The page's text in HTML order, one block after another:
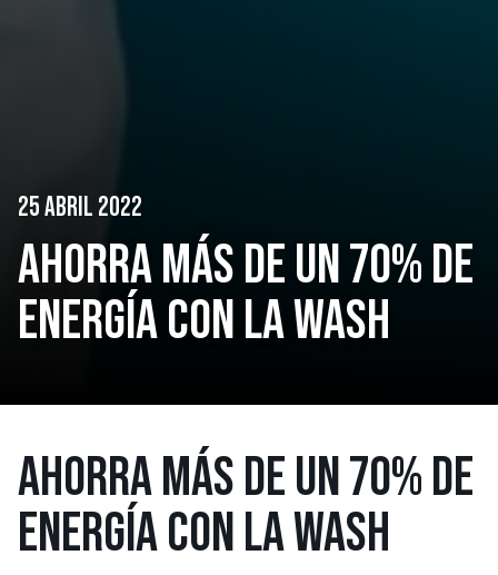
25 ABRIL 2022
AHORRA MÁS DE UN 70% DE
ENERGÍA CON LA WASH
AHORRA MÁS DE UN 70% DE
ENERGÍA CON LA WASH